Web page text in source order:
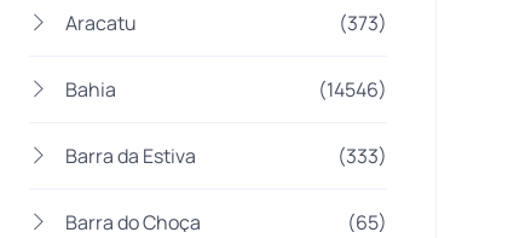
Aracatu (373)
Bahia (14546)
Barra da Estiva (333)
Barra do Choça (65)